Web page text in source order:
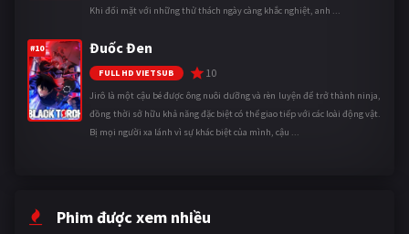
Khi đối mặt với những thử thách ngày càng khắc nghiệt, anh ...
#10 Đuốc Đen
FULL HD VIETSUB 10
Jirô là một cậu bé được ông nuôi dưỡng và rèn luyện để trở thành ninja,
đồng thời sở hữu khả năng đặc biệt có thể giao tiếp với các loài động vật.
Bị mọi người xa lánh vì sự khác biệt của mình, cậu ...
Phim được xem nhiều